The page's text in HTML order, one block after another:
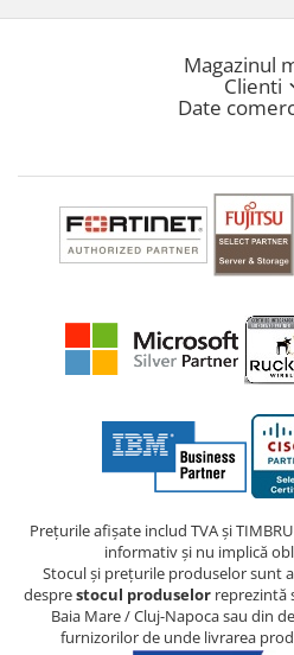
Magazinul
Clienti
Date
Prețurile afișate includ TVA și
informativ și nu implică
Stocul și prețurile produselor sunt
desprestocul produselor reprezintă
Baia Mare / Cluj-Napoca sau din
furnizorilor de unde livrarea